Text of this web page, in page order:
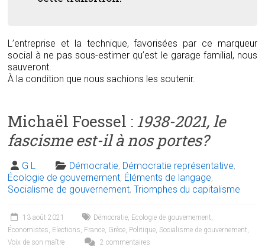
L’entreprise et la technique, favorisées par ce marqueur
social à ne pas sous-estimer qu’est le garage familial, nous
sauveront.
À la condition que nous sachions les soutenir.
Michaël Foessel : 1938-2021, le
fascisme est-il à nos portes?
G L Démocratie, Démocratie représentative,
Écologie de gouvernement, Éléments de langage,
Socialisme de gouvernement,Triomphes du capitalisme
13 août 2021 Démocratie Ecologie de gouvernement
Économistes Elections France Grèce Politique Socialisme de gouvernement
Voix de son maître
2 commentaires